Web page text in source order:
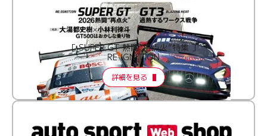
［ SUPER GT 熱闘“再点火”特集 ］
RE:IGNITION
詳細を見る